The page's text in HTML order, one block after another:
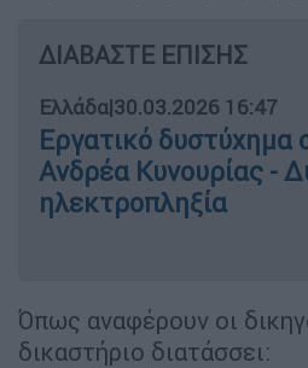
ΔΙΑΒΑΣΤΕ ΕΠΙΣΗΣ
Ελλάδα|30.03.2026 16:47
Εργατικό δυστύχημα
Ανδρέα Κυνουρίας -
ηλεκτροπληξία
Όπως αναφέρουν οι
δικαστήριο διατάσσει: